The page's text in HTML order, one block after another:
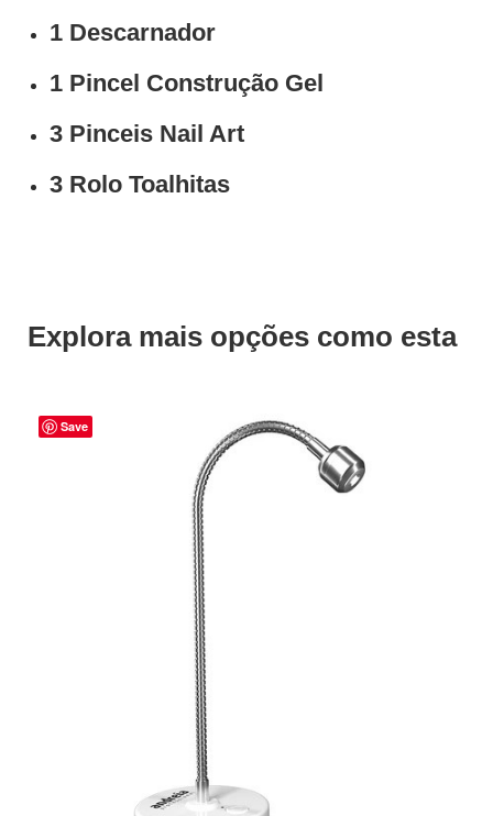
1 Descarnador
1 Pincel Construção Gel
3 Pinceis Nail Art
3 Rolo Toalhitas
Explora mais opções como esta
Save
ADICIONAR